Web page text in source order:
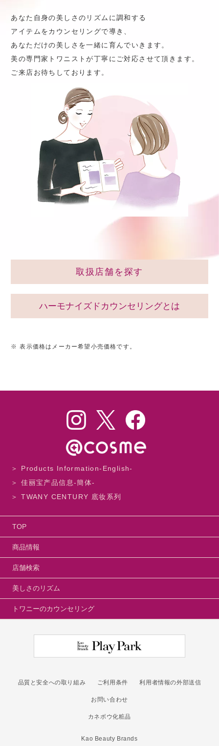
あなた自身の美しさのリズムに調和する
アイテムをカウンセリングで導き、
あなただけの美しさを一緒に育んでいきます。
美の専門家トワニストが丁寧にご対応させて頂きます。
ご来店お待ちしております。
取扱店舗を探す
ハーモナイズドカウンセリングとは
※ 表示価格はメーカー希望小売価格です。
＞ Products Information-English-
＞ 佳丽宝产品信息-簡体-
＞ TWANY CENTURY 底妆系列
TOP
商品情報
店舗検索
美しさのリズム
トワニーのカウンセリング
品質と安全への取り組み ご利用条件 利用者情報の外部送信
お問い合わせ
カネボウ化粧品
Kao Beauty Brands